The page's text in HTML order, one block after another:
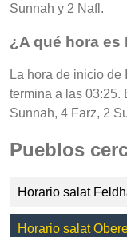
Sunnah y 2 Nafl.
¿A qué hora es
La hora de inicio de
termina a las 03:25.
Sunnah, 4 Farz, 2
Pueblos
Horario salat
Horario salat